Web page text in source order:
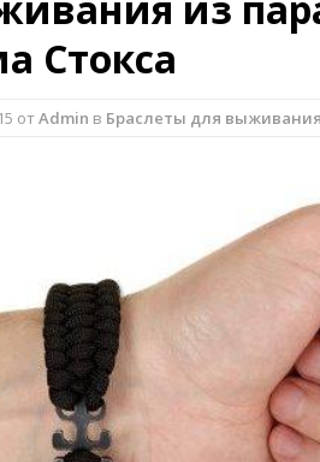
Стокса
от Admin в Браслеты для